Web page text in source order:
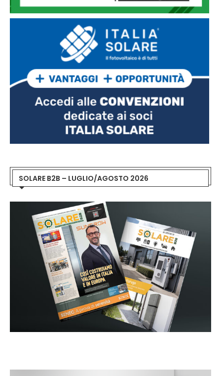
SOLARE B2B – LUGLIO/AGOSTO 2026